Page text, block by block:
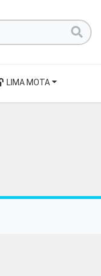
LIMA MOTA